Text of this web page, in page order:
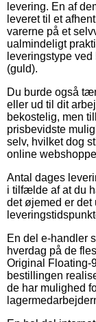
levering. En af
leveret til et
varerne på et
ualmindeligt
leveringstype
(guld).
Du burde også
eller ud til dit
bekostelig, men
prisbevidste
selv, hvilket dog
online
Antal dages
i tilfælde af at du
det øjemed er det
En del e-handler
hverdag på de
Original Floating-
bestillingen
de har mulighed